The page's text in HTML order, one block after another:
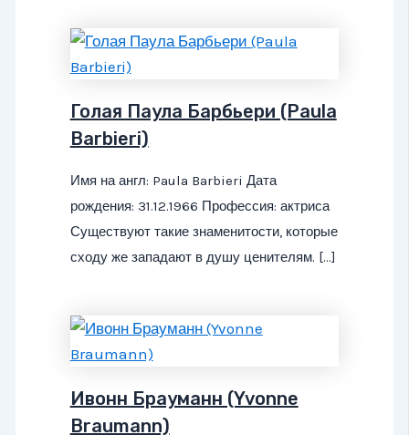
Голая Паула Барбьери (Paula
Barbieri)
Имя на англ: Paula Barbieri Дата
рождения: 31.12.1966 Профессия: актриса
Существуют такие знаменитости, которые
сходу же западают в душу ценителям. […]
Ивонн Брауманн (Yvonne
Braumann)